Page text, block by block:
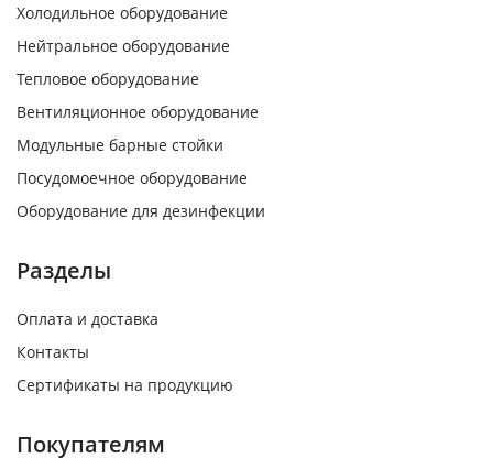
Холодильное оборудование
Нейтральное оборудование
Тепловое оборудование
Вентиляционное оборудование
Модульные барные стойки
Посудомоечное оборудование
Оборудование для дезинфекции
Разделы
Оплата и доставка
Контакты
Сертификаты на продукцию
Покупателям